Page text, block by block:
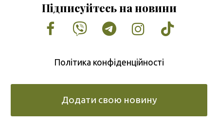
Підписуйтесь на новини
Facebook
VimeoTumblrInstagram
Tiktok
Політика конфіденційності
Додати свою новину